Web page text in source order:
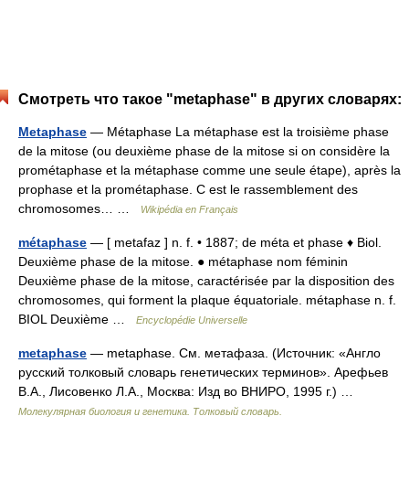
Смотреть что такое "metaphase" в других словарях:
Metaphase — Métaphase La métaphase est la troisième phase
de la mitose (ou deuxième phase de la mitose si on considère la
prométaphase et la métaphase comme une seule étape), après la
prophase et la prométaphase. C est le rassemblement des
chromosomes… …
Wikipédia en Français
métaphase — [ metafaz ] n. f. • 1887; de méta et phase ♦ Biol.
Deuxième phase de la mitose. ● métaphase nom féminin
Deuxième phase de la mitose, caractérisée par la disposition des
chromosomes, qui forment la plaque équatoriale. métaphase n. f.
BIOL Deuxième …
Encyclopédie Universelle
metaphase — metaphase. См. метафаза. (Источник: «Англо
русский толковый словарь генетических терминов». Арефьев
В.А., Лисовенко Л.А., Москва: Изд во ВНИРО, 1995 г.) …
Молекулярная биология и генетика. Толковый словарь.